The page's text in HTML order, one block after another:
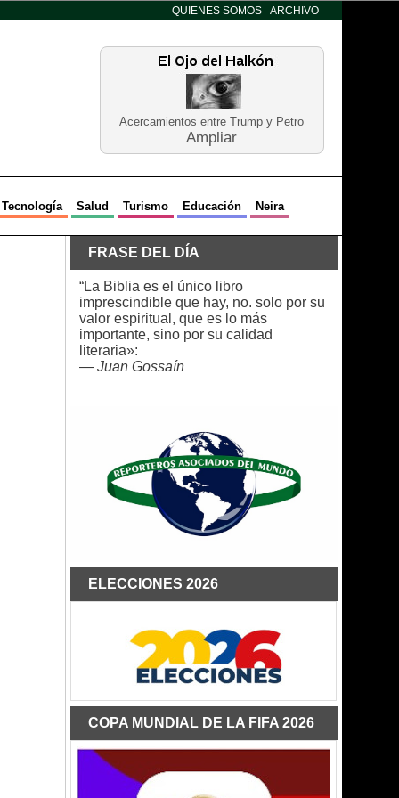
QUIENES SOMOS ARCHIVO
Acercamientos entre Trump y Petro
Ampliar
Tecnología Salud Turismo Educación Neira
FRASE DEL DÍA
“La Biblia es el único libro
imprescindible que hay, no. solo por su
valor espiritual, que es lo más
importante, sino por su calidad
literaria»:
— Juan Gossaín
ELECCIONES 2026
COPA MUNDIAL DE LA FIFA 2026